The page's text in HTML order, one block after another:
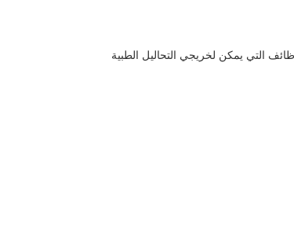
التي يمكن لخريجي التحاليل الطبية